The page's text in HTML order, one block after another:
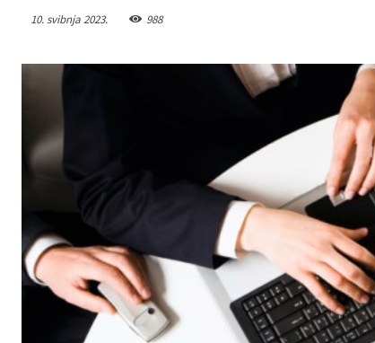
10. svibnja 2023. 988